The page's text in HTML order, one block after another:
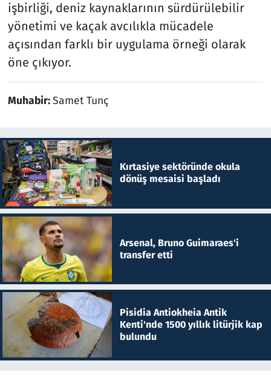
işbirliği, deniz kaynaklarının sürdürülebilir
yönetimi ve kaçak avcılıkla mücadele
açısından farklı bir uygulama örneği olarak
öne çıkıyor.
Muhabir:Samet Tunç
Kırtasiye sektöründe okula
dönüş mesaisi başladı
Arsenal, Bruno Guimaraes'i
transfer etti
Pisidia Antiokheia Antik
Kenti'nde 1500 yıllık litürjik kap
bulundu